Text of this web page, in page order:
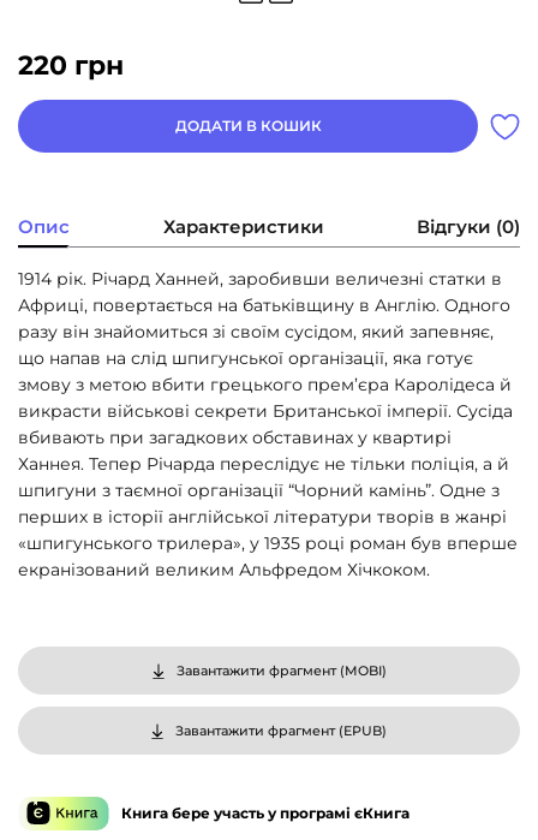
220 грн
ДОДАТИ В КОШИК
Опис Характеристики Відгуки (0)
1914 рік. Річард Ханней, заробивши величезні статки в
Африці, повертається на батьківщину в Англію. Одного
разу він знайомиться зі своїм сусідом, який запевняє,
що напав на слід шпигунської організації, яка готує
змову з метою вбити грецького прем’єра Каролідеса й
викрасти військові секрети Британської імперії. Сусіда
вбивають при загадкових обставинах у квартирі
Ханнея. Тепер Річарда переслідує не тільки поліція, а й
шпигуни з таємної організації “Чорний камінь”. Одне з
перших в історії англійської літератури творів в жанрі
«шпигунського трилера», у 1935 році роман був вперше
екранізований великим Альфредом Хічкоком.
Завантажити фрагмент (MOBI)
Завантажити фрагмент (EPUB)
Книга бере участь у програмі єКнига